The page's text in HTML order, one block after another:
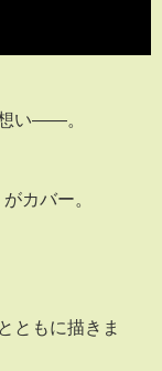
い――。
カバー。
ともに描きま